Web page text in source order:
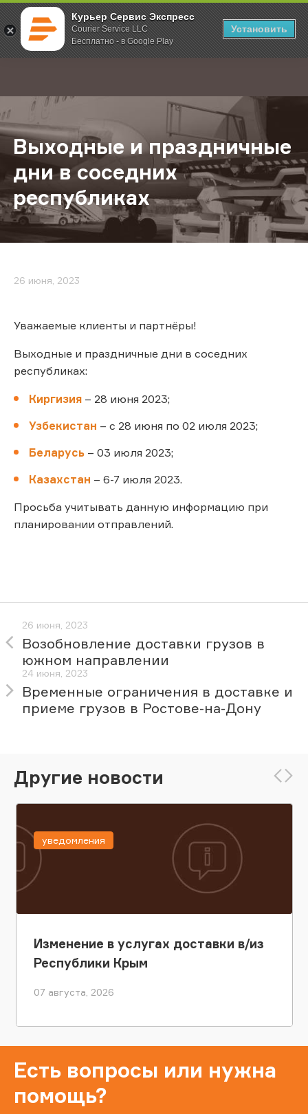
Курьер Сервис Экспресс
Courier Service LLC
Бесплатно - в Google Play
Установить
; Главная О компании Новости Выходные и праздничные дни в
Выходные и праздничные
дни в соседних
республиках
26 июня, 2023
Уважаемые клиенты и партнёры!
Выходные и праздничные дни в соседних
республиках:
Киргизия – 28 июня 2023;
Узбекистан – с 28 июня по 02 июля 2023;
Беларусь – 03 июля 2023;
Казахстан – 6-7 июля 2023.
Просьба учитывать данную информацию при
планировании отправлений.
26 июня, 2023
Возобновление доставки грузов в
южном направлении
24 июня, 2023
Временные ограничения в доставке и
приеме грузов в Ростове-на-Дону
Другие новости
Изменение в услугах доставки в/из
Республики Крым
07 августа, 2026
уведомления
Есть вопросы или нужна
помощь?